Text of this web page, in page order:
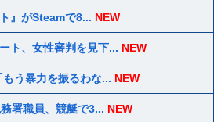
』がSteamで8... NEW
ト、女性審判を見下... NEW
う暴力を振るわな... NEW
署職員、競艇で3... NEW